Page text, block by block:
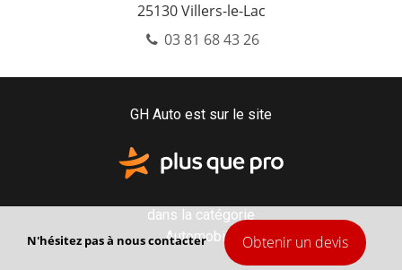
N'hésitez pas à nous contacter Obtenir un devis
25130Villers-le-Lac
03 81 68 43 26
GH Auto est sur le site
dans la catégorie
Automobile